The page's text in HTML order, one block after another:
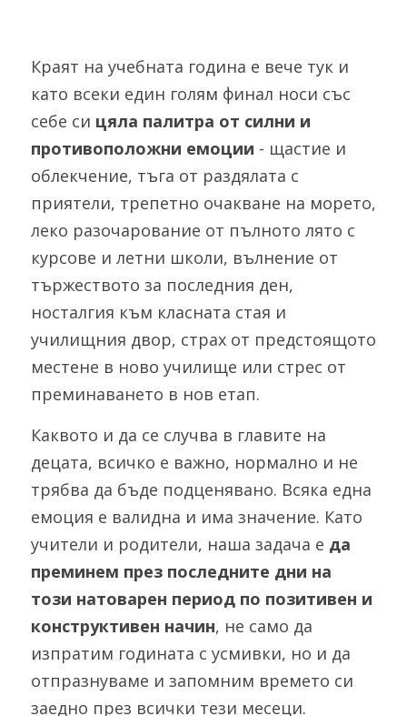
Краят на учебната година е вече тук и
като всеки един голям финал носи със
себе си цяла палитра от силни и
противоположни емоции - щастие и
облекчение, тъга от раздялата с
приятели, трепетно очакване на морето,
леко разочарование от пълното лято с
курсове и летни школи, вълнение от
тържеството за последния ден,
носталгия към класната стая и
училищния двор, страх от предстоящото
местене в ново училище или стрес от
преминаването в нов етап.
Каквото и да се случва в главите на
децата, всичко е важно, нормално и не
трябва да бъде подценявано. Всяка една
емоция е валидна и има значение. Като
учители и родители, наша задача е да
преминем през последните дни на
този натоварен период по позитивен и
конструктивен начин, не само да
изпратим годината с усмивки, но и да
отпразнуваме и запомним времето си
заедно през всички тези месеци.